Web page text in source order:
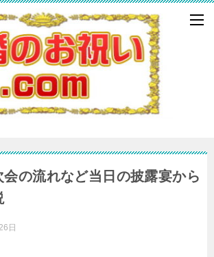
の流れなど当日の披露宴から
日